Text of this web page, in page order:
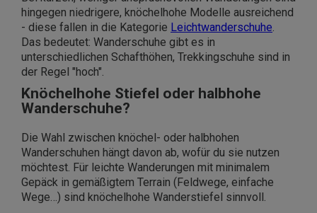
hingegen niedrigere, knöchelhohe Modelle ausreichend
- diese fallen in die Kategorie Leichtwanderschuhe.
Das bedeutet: Wanderschuhe gibt es in
unterschiedlichen Schafthöhen, Trekkingschuhe sind in
der Regel "hoch".
Knöchelhohe Stiefel oder halbhohe
Wanderschuhe?
Die Wahl zwischen knöchel- oder halbhohen
Wanderschuhen hängt davon ab, wofür du sie nutzen
möchtest. Für leichte Wanderungen mit minimalem
Gepäck in gemäßigtem Terrain (Feldwege, einfache
Wege…) sind knöchelhohe Wanderstiefel sinnvoll.